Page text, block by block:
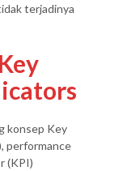
terjadinya
konsep Key
performance
(KPI)